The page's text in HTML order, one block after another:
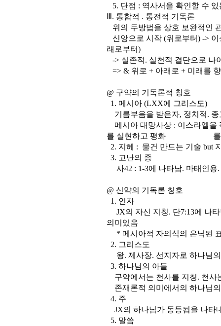
5. 단점 : 역사서을 확인할 수 있
Ⅲ. 통합적 . 통전적 기독론
위의 두방법을 상호 보완적인
신앙으로 시작 (위로부터) ->
래로부터)
-> 실존적. 실천적 결단으로 나
=> & 위로 + 아래로 + 미래를
@ 구약의 기독론적 칭호
1. 메시아 (LXX에 그리스도)
기름부음을 받은자, 정치적.
메시아 대망사상 : 이스라엘을
를 실현하고 평화 를 가
2. 지헤 : 물건 만드는 기술 but
3. 고난의 종
사42 : 1-3에 나타남. 마태인용.
@ 신약의 기독론 칭호
1. 인자
JX의 자신 지칭. 단7:13에 나
의미있음
* 메시아적 자의식의 은닉된
2. 그리스도
왕. 제사장. 선지자로 하나님
3. 하나님의 아들
구약에서는 천사를 지칭. 천사
존재론적 의미에서의 하나님
4. 주
JX의 하나님가 동등됨을 나타
5. 말씀